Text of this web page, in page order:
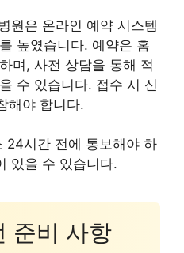
원은 온라인 예약 시스템
높였습니다. 예약은 홈
며, 사전 상담을 통해 적
수 있습니다. 접수 시 신
해야 합니다.
24시간 전에 통보해야 하
있을 수 있습니다.
준비 사항